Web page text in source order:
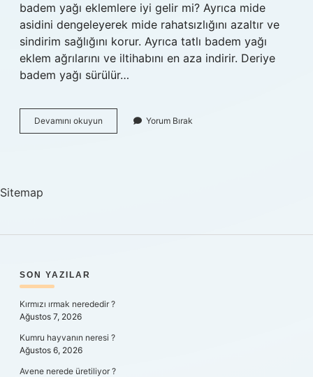
badem yağı eklemlere iyi gelir mi? Ayrıca mide
asidini dengeleyerek mide rahatsızlığını azaltır ve
sindirim sağlığını korur. Ayrıca tatlı badem yağı
eklem ağrılarını ve iltihabını en aza indirir. Deriye
badem yağı sürülür…
Devamını okuyun
Yağı
Yorum Bırak
Sitemap
SIDEBAR
SON YAZILAR
Kırmızı ırmak nerededir ?
Ağustos 7, 2026
Kumru hayvanın neresi ?
Ağustos 6, 2026
Avene nerede üretiliyor ?